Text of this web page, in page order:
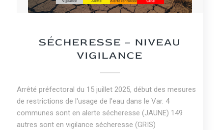
SÉCHERESSE – NIVEAU
VIGILANCE
Arrêté préfectoral du 15 juillet 2025, début des mesures
de restrictions de l'usage de l'eau dans le Var. 4
communes sont en alerte sécheresse (JAUNE) 149
autres sont en vigilance sécheresse (GRIS)